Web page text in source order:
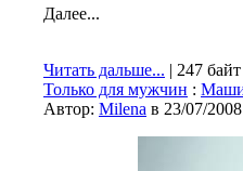
Далее...
Читать дальше... | 247 байт
Только для мужчин :
Автор: Milena в 23/07/